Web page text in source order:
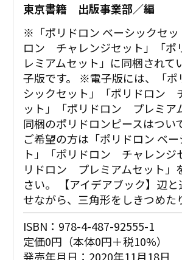
東京書籍 出版事業部／編
※「ポリドロン ベーシックセッ
ロン チャレンジセット」「
レミアムセット」に同梱されて
子版です。 ※電子版には、「ポ
シックセット」「ポリドロン
ット」「ポリドロン プレミア
同梱のポリドロンピースはつい
ご希望の方は「ポリドロン ベー
ト」「ポリドロン チャレンジ
リドロン プレミアムセット」
さい。 【アイデアブック】辺
せながら、三角形をしきつめた
ISBN：978-4-487-92555-1
定価0円（本体0円＋税10%）
発売年月日：2020年11月18日